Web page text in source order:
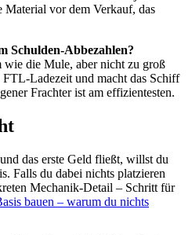
vor dem Verkauf, das
Schulden-Abbezahlen?
die Mule, aber nicht zu groß
FTL-Ladezeit und macht das Schiff
Frachter ist am effizientesten.
das erste Geld fließt, willst du
Falls du dabei nichts platzieren
Mechanik-Detail – Schritt für
bauen – warum du nichts